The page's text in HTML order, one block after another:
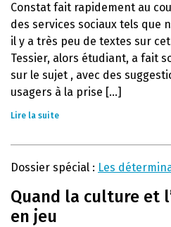
Constat fait rapidement au
des services sociaux tels que
il y a très peu de textes sur cet
Tessier, alors étudiant, a fait
sur le sujet , avec des
usagers à la prise [...]
Lire la suite
Dossier spécial : Les
Quand la culture et
en jeu